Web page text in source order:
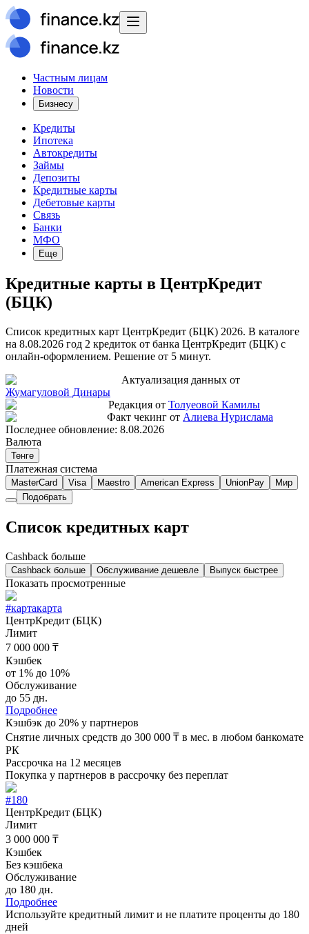
Частным лицам
Новости
Бизнесу
Кредиты
Ипотека
Автокредиты
Займы
Депозиты
Кредитные карты
Дебетовые карты
Связь
Банки
МФО
Еще
Кредитные карты в ЦентрКредит
(БЦК)
Список кредитных карт ЦентрКредит (БЦК) 2026. В каталоге
на 8.08.2026 год 2 кредиток от банка ЦентрКредит (БЦК) с
онлайн-оформлением. Решение от 5 минут.
Актуализация данных от
Жумагуловой Динары
Редакция от Толуеовой Камилы
Факт чекинг от Алиева Нурислама
Последнее обновление: 8.08.2026
Валюта
Тенге
Платежная система
MasterCard Visa Maestro American Express UnionPay
Мир
Подобрать
Список кредитных карт
Cashback больше
Cashback больше Обслуживание дешевле Выпуск быстрее
Показать просмотренные
#картакарта
ЦентрКредит (БЦК)
Лимит
7 000 000 ₸
Кэшбек
от 1% до 10%
Обслуживание
до 55 дн.
Подробнее
Кэшбэк до 20% у партнеров
Снятие личных средств до 300 000 ₸ в мес. в любом банкомате
РК
Рассрочка на 12 месяцев
Покупка у партнеров в рассрочку без переплат
#180
ЦентрКредит (БЦК)
Лимит
3 000 000 ₸
Кэшбек
Без кэшбека
Обслуживание
до 180 дн.
Подробнее
Используйте кредитный лимит и не платите проценты до 180
дней